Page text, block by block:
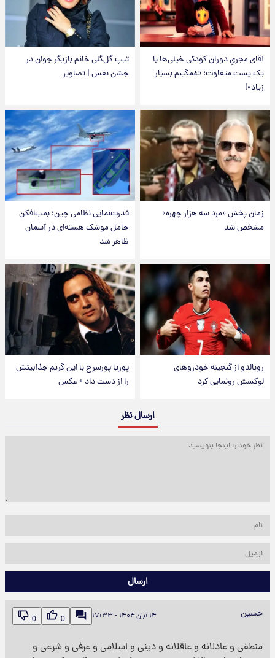
آقای مجریِ دوران کودکی خیلی‌ها با
یک پست متفاوت؛ «غمگینم بسیار
زیاد»!
تیپ گل‌گلی خانم بازیگر جوان در
جشن نفس | تصاویر
زمان پخش «مرد سه هزار چهره»
مشخص شد
قدرت‌نمایی نظامی چین؛ بمب‌افکن
حامل موشک هسته‌ای در آسمان
ظاهر شد
رونالدو از گنجینه خودروهای
لوکسش رونمایی کرد
پوریا پورسرخ با این گریم جذابیتش
را از دست داد + عکس
ارسال نظر
ارسال
حسین ۱۴ آبان ۱۴۰۴ - ۱۷:۳۳ 0
0
منطقی و عادلانه و عاقلانه و دینی و اسلامی و عرفی و شرعی و